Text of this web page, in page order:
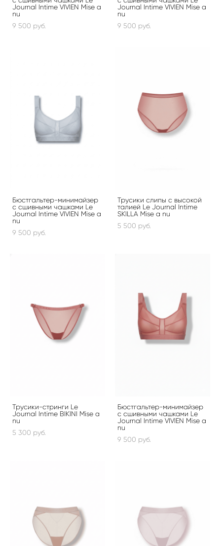
Journal Intime VIVIEN Mise a
nu
9 500 pуб.
Journal Intime VIVIEN Mise a
nu
9 500 pуб.
Бюстгальтер-минимайзер
с сшивными чашками Le
Journal Intime VIVIEN Mise a
nu
9 500 pуб.
Трусики слипы с высокой
талией Le Journal Intime
SKILLA Mise a nu
5 500 pуб.
Трусики-стринги Le
Journal Intime BIKINI Mise a
nu
5 300 pуб.
Бюстгальтер-минимайзер
с сшивными чашками Le
Journal Intime VIVIEN Mise a
nu
9 500 pуб.